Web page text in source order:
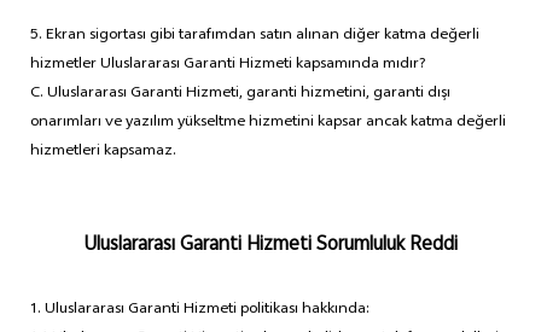
5. Ekran sigortası gibi tarafımdan satın alınan diğer katma değerli
hizmetler Uluslararası Garanti Hizmeti kapsamında mıdır?
C. Uluslararası Garanti Hizmeti, garanti hizmetini, garanti dışı
onarımları ve yazılım yükseltme hizmetini kapsar ancak katma değerli
hizmetleri kapsamaz.
Uluslararası Garanti Hizmeti Sorumluluk Reddi
1. Uluslararası Garanti Hizmeti politikası hakkında: